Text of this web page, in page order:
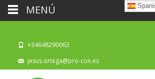
+34648290063
jesus.ortega@pro-con.es
MENÚ